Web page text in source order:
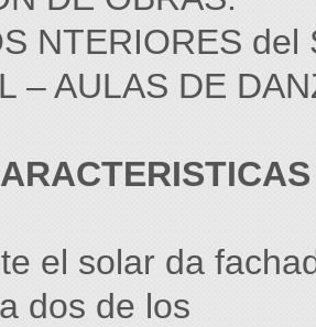
NTERIORES
– AULAS DE
el solar da
dos de los